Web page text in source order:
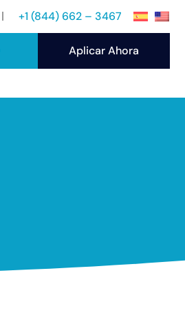
+1 (844) 662 – 3467
Aplicar Ahora